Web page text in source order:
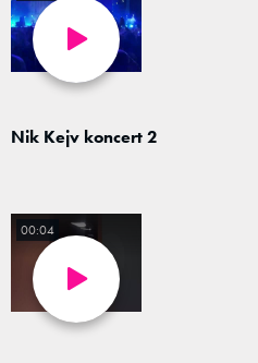
Nik Kejv koncert 2
00:04